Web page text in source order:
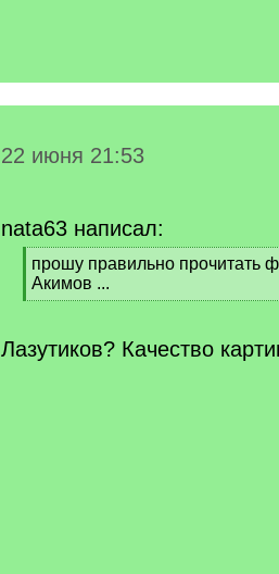
22 июня 21:53
nata63 написал:
[
q
]
прошу правильно прочитать
Акимов ...
[
q
]
Лазутиков? Качество